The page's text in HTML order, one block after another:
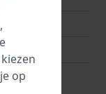
met
op